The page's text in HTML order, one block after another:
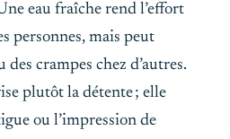
eau fraîche rend l’effort
personnes, mais peut
crampes chez d’autres.
plutôt la détente ; elle
ou l’impression de